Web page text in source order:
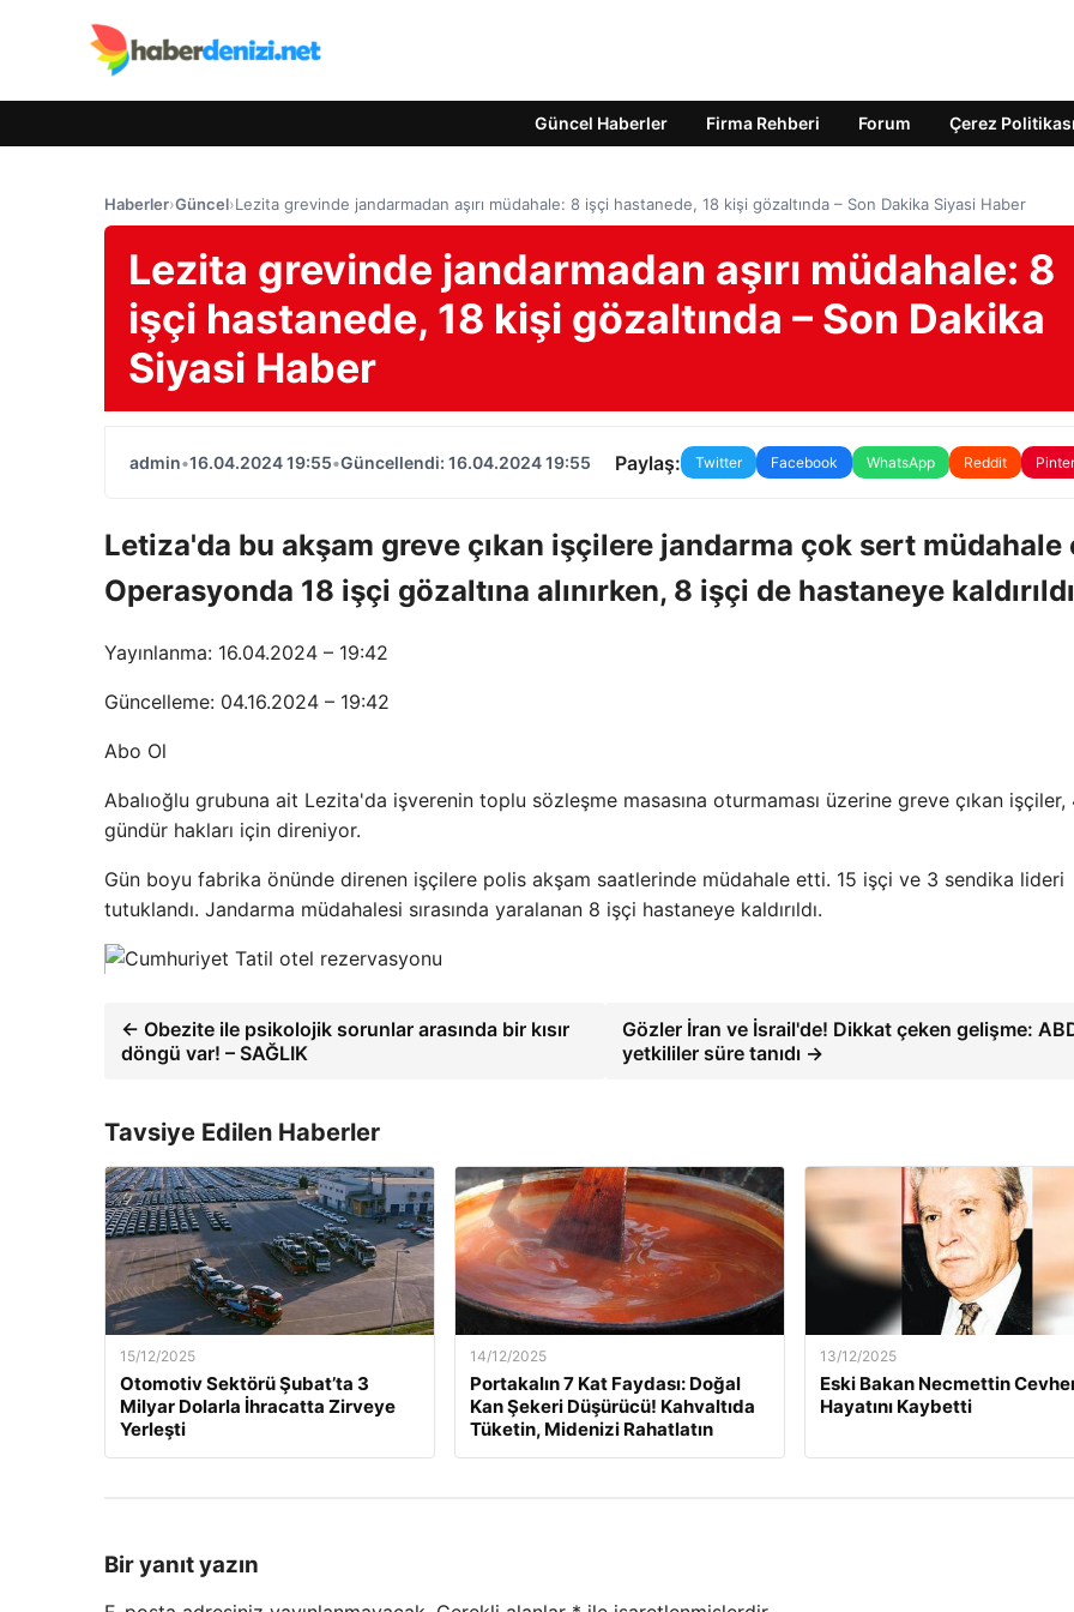
Güncel Haberler Firma Rehberi Forum Çerez Politikası
Haberler›Güncel›Lezita grevinde jandarmadan aşırı müdahale: 8 işçi hastanede, 18 kişi gözaltında – Son Dakika Siyasi Haber
Lezita grevinde jandarmadan aşırı müdahale: 8
işçi hastanede, 18 kişi gözaltında – Son Dakika
Siyasi Haber
admin•16.04.2024 19:55•Güncellendi: 16.04.2024 19:55 Paylaş: Twitter Facebook WhatsApp Reddit
Letiza'da bu akşam greve çıkan işçilere jandarma çok sert müdahale
Operasyonda 18 işçi gözaltına alınırken, 8 işçi de hastaneye
Yayınlanma: 16.04.2024 – 19:42
Güncelleme: 04.16.2024 – 19:42
Abo Ol
Abalıoğlu grubuna ait Lezita'da işverenin toplu sözleşme masasına oturmaması üzerine greve çıkan işçiler,
gündür hakları için direniyor.
Gün boyu fabrika önünde direnen işçilere polis akşam saatlerinde müdahale etti. 15 işçi ve 3 sendika lideri
tutuklandı. Jandarma müdahalesi sırasında yaralanan 8 işçi hastaneye kaldırıldı.
← Obezite ile psikolojik sorunlar arasında bir kısır
döngü var! – SAĞLIK
Gözler İran ve İsrail'de! Dikkat çeken gelişme:
yetkililer süre tanıdı →
Tavsiye Edilen Haberler
15/12/2025
Otomotiv Sektörü Şubat’ta 3
Milyar Dolarla İhracatta Zirveye
Yerleşti
14/12/2025
Portakalın 7 Kat Faydası: Doğal
Kan Şekeri Düşürücü! Kahvaltıda
Tüketin, Midenizi Rahatlatın
13/12/2025
Eski Bakan Necmettin
Hayatını Kaybetti
Bir yanıt yazın